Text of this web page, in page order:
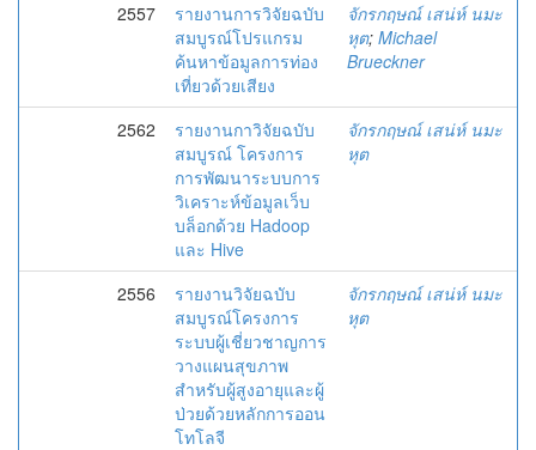
2557
รายงานการวิจัยฉบับ
สมบูรณ์โปรแกรม
ค้นหาข้อมูลการท่อง
เที่ยวด้วยเสียง
จักรกฤษณ์ เสน่ห์ นมะ
หุต; Michael
Brueckner
2562
รายงานกาวิจัยฉบับ
สมบูรณ์ โครงการ
การพัฒนาระบบการ
วิเคราะห์ข้อมูลเว็บ
บล็อกด้วย Hadoop
และ Hive
จักรกฤษณ์ เสน่ห์ นมะ
หุต
2556
รายงานวิจัยฉบับ
สมบูรณ์โครงการ
ระบบผู้เชี่ยวชาญการ
วางแผนสุขภาพ
สำหรับผู้สูงอายุและผู้
ป่วยด้วยหลักการออน
โทโลจี
จักรกฤษณ์ เสน่ห์ นมะ
หุต